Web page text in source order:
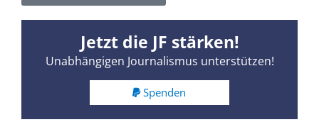
Jetzt die JF stärken!
Unabhängigen Journalismus unterstützen!
Spenden